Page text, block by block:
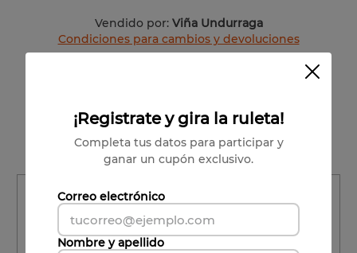
Vendido por: Viña Undurraga
Condiciones para cambios y devoluciones
Carlos Concha
60% Chardonnay, 40% Pinot Noir
Región
Región
¡Registrate y gira la ruleta!
Completa tus datos para participar y
ganar un cupón exclusivo.
Correo electrónico
Nombre y apellido